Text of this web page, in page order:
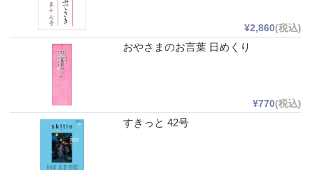
¥2,860(税込)
おやさまのお言葉 日めくり
¥770(税込)
すきっと 42号